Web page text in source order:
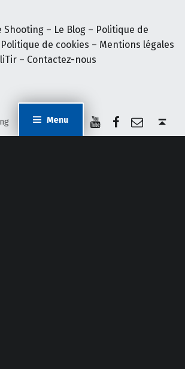
Menu
Shooting – Le Blog – Politique de
Politique de cookies – Mentions légales
– Contactez-nous